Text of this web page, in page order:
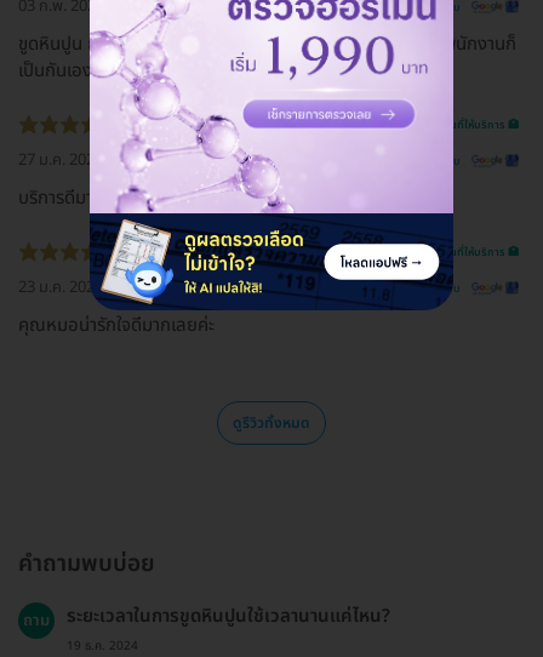
03 ก.พ. 2021 ดูรีวิวต้นฉบับ
ขูดหินปูน ถอนฟัน คุณหมอมือเบามาก พูดจาดี น่ารักมากค่ะ พี่พนักงานก็
เป็นกันเอง
รีวิวสถานที่ให้บริการ 🏥
27 ม.ค. 2021 ดูรีวิวต้นฉบับ
บริการดีมากครับ..เจ้าหน้าที่ให้คำแนะนำดี..ราคาก็okครับ
รีวิวสถานที่ให้บริการ 🏥
23 ม.ค. 2021 ดูรีวิวต้นฉบับ
คุณหมอน่ารักใจดีมากเลยค่ะ
ดูรีวิวทั้งหมด
คำถามพบบ่อย
ถาม ระยะเวลาในการขูดหินปูนใช้เวลานานแค่ไหน?
19 ธ.ค. 2024